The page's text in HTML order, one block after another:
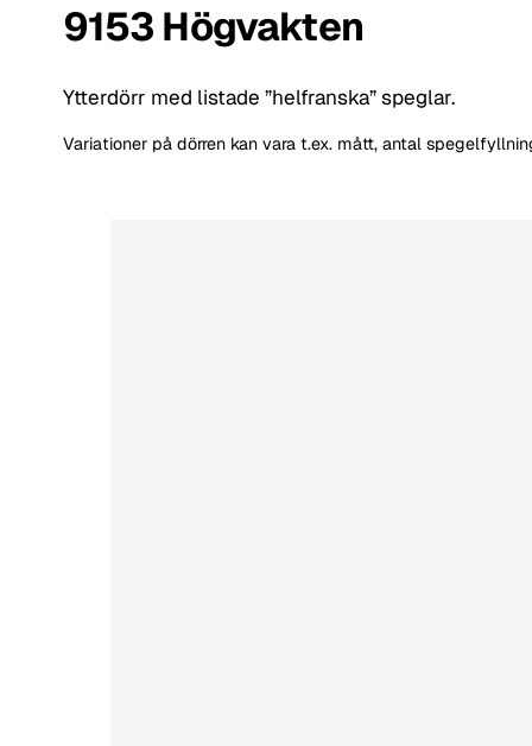
9153 Högvakten
Ytterdörr med listade ”helfranska” speglar.
Variationer på dörren kan vara t.ex. mått, antal